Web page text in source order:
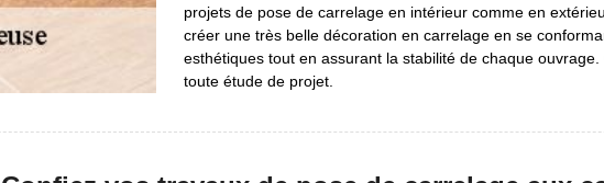
projets de pose de carrelage en intérieur comme en
créer une très belle décoration en carrelage en se
esthétiques tout en assurant la stabilité de chaque
toute étude de projet.